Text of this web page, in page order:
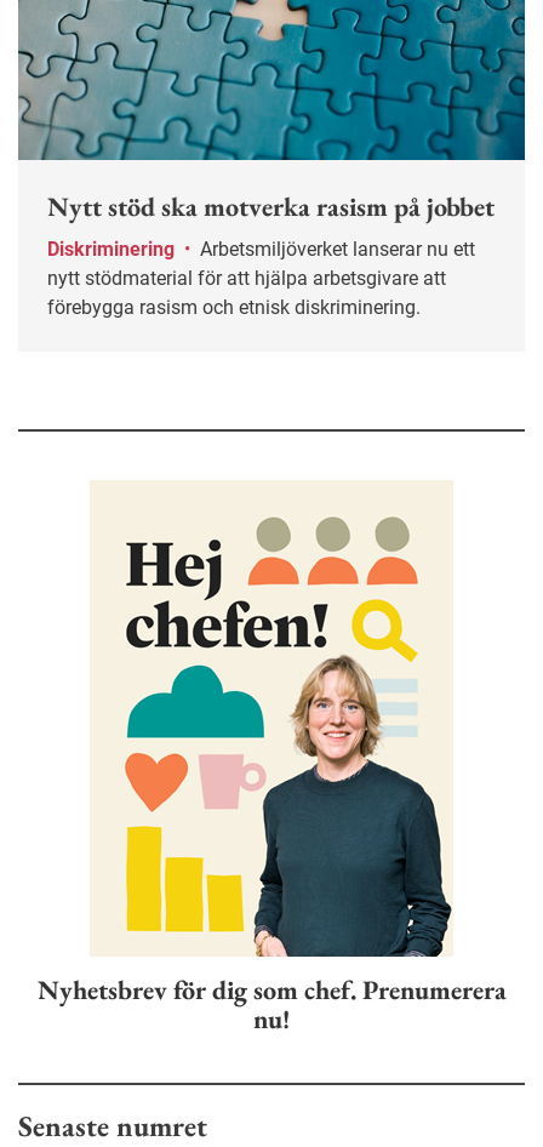
Nytt stöd ska motverka rasism på jobbet
Diskriminering •
nytt stödmaterial för att hjälpa arbetsgivare att
förebygga rasism och etnisk diskriminering.
Nyhetsbrev för dig som chef. Prenumerera
nu!
Senaste numret